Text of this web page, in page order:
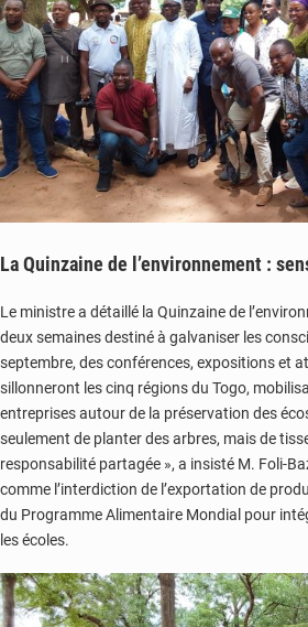
La Quinzaine de l’environnement :
Le ministre a détaillé la Quinzaine de
deux semaines destiné à galvaniser les
septembre, des conférences, expositions et
sillonneront les cinq régions du Togo,
entreprises autour de la préservation des
seulement de planter des arbres, mais de
responsabilité partagée », a insisté M. Foli-
comme l’interdiction de l’exportation de
du Programme Alimentaire Mondial pour
les écoles.